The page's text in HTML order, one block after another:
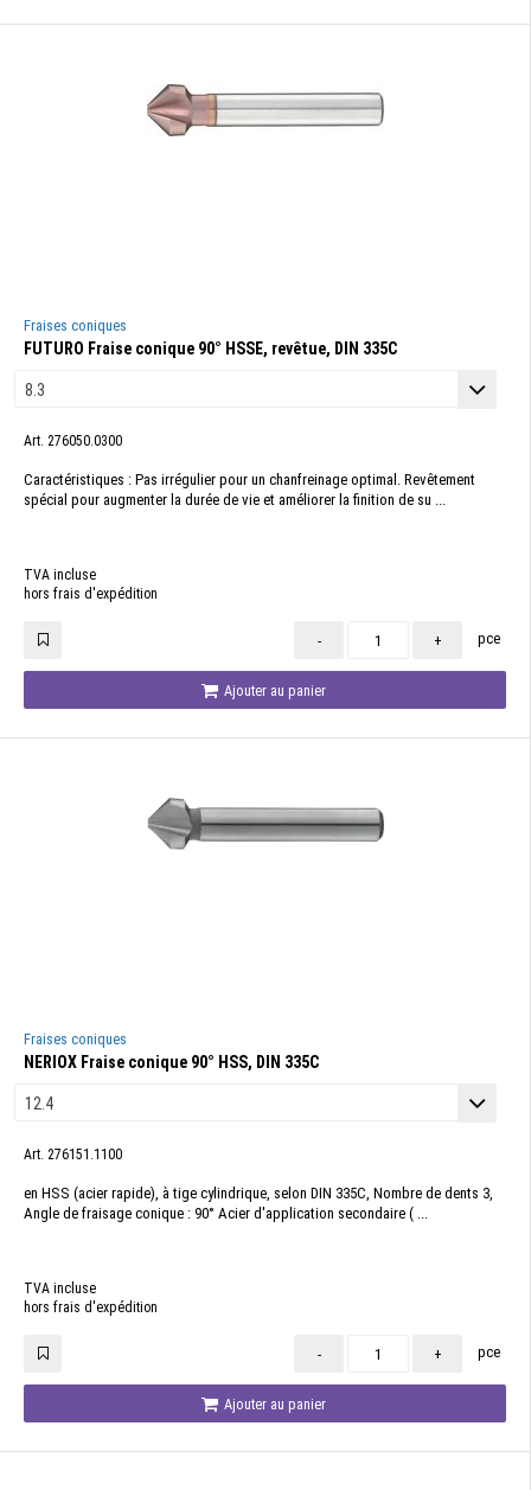
Fraises coniques
FUTURO Fraise conique 90° HSSE, revêtue, DIN 335C
Art. 276050.0300
Caractéristiques : Pas irrégulier pour un chanfreinage optimal. Revêtement
spécial pour augmenter la durée de vie et améliorer la finition de su ...
TVA incluse
hors frais d'expédition
- + pce
Ajouter au panier
Fraises coniques
NERIOX Fraise conique 90° HSS, DIN 335C
Art. 276151.1100
en HSS (acier rapide), à tige cylindrique, selon DIN 335C, Nombre de dents 3,
Angle de fraisage conique : 90° Acier d'application secondaire ( ...
TVA incluse
hors frais d'expédition
- + pce
Ajouter au panier